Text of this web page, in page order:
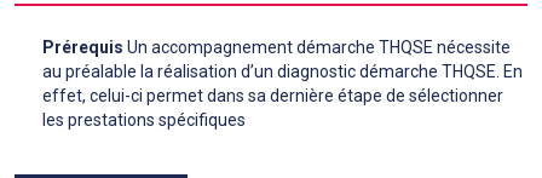
Prérequis Un accompagnement démarche THQSE nécessite
au préalable la réalisation d’un diagnostic démarche THQSE. En
effet, celui-ci permet dans sa dernière étape de sélectionner
les prestations spécifiques